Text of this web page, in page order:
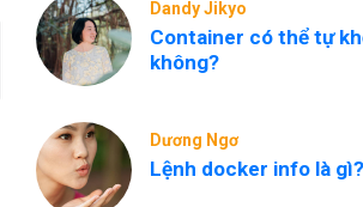
Dandy Jikyo
Container có thể tự
không?
Dương Ngơ
Lệnh docker info là gì?